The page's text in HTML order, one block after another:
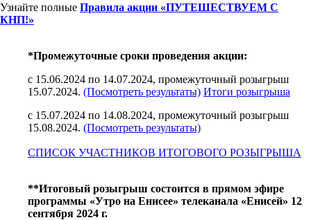
Узнайте полные Правила акции «ПУТЕШЕСТВУЕМ С
КНП!»
*Промежуточные сроки проведения акции:
с 15.06.2024 по 14.07.2024, промежуточный розыгрыш
15.07.2024. (Посмотреть результаты) Итоги розыгрыша
с 15.07.2024 по 14.08.2024, промежуточный розыгрыш
15.08.2024. (Посмотреть результаты)
СПИСОК УЧАСТНИКОВ ИТОГОВОГО РОЗЫГРЫША
**Итоговый розыгрыш состоится в прямом эфире
программы «Утро на Енисее» телеканала «Енисей» 12
сентября 2024 г.